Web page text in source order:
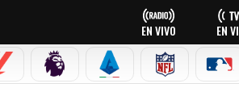
EN VIVO EN
LEAGUE
LALIGA PREMIER LEAGUE
SERIE A NFL MLB